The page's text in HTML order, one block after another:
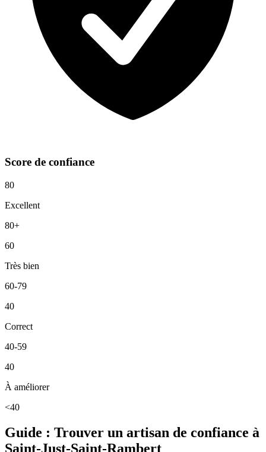
Score de confiance
80
Excellent
80+
60
Très bien
60-79
40
Correct
40-59
40
À améliorer
<40
Guide : Trouver un artisan de confiance à
Saint-Just-Saint-Rambert